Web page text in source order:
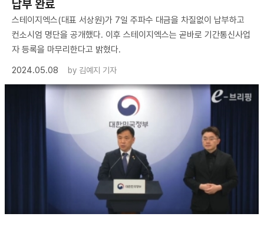
납부 완료
스테이지엑스(대표 서상원)가 7일 주파수 대금을 차질없이 납부하고
컨소시엄 명단을 공개했다. 이후 스테이지엑스는 곧바로 기간통신사업
자 등록을 마무리한다고 밝혔다.
2024.05.08
by 김예지 기자